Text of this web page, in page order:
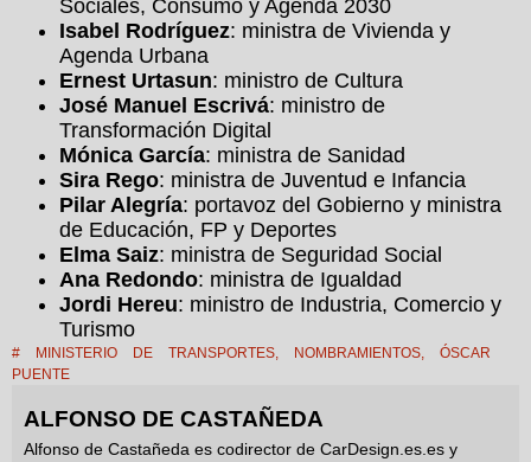
Sociales, Consumo y Agenda 2030
Isabel Rodríguez: ministra de Vivienda y
Agenda Urbana
Ernest Urtasun: ministro de Cultura
José Manuel Escrivá: ministro de
Transformación Digital
Mónica García: ministra de Sanidad
Sira Rego: ministra de Juventud e Infancia
Pilar Alegría: portavoz del Gobierno y ministra
de Educación, FP y Deportes
Elma Saiz: ministra de Seguridad Social
Ana Redondo: ministra de Igualdad
Jordi Hereu: ministro de Industria, Comercio y
Turismo
# MINISTERIO DE TRANSPORTES, NOMBRAMIENTOS, ÓSCAR
PUENTE
ALFONSO DE CASTAÑEDA
Alfonso de Castañeda es codirector de CarDesign.es.es y